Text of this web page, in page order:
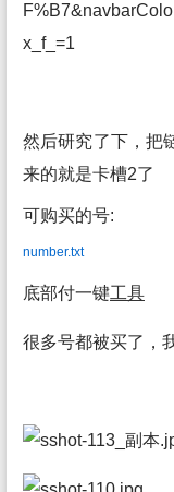
x_f_=1
然后研究了下，把
来的就是卡槽2了
可购买的号:
number.txt
底部付一键工具
很多号都被买了，